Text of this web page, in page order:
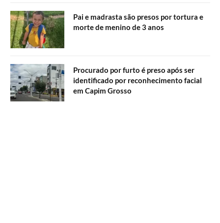
Pai e madrasta são presos por tortura e
morte de menino de 3 anos
Procurado por furto é preso após ser
identificado por reconhecimento facial
em Capim Grosso